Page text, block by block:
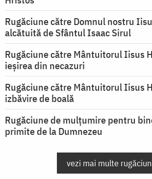
Rugăciune către Domnul nostru
alcătuită de Sfântul Isaac Sirul
Rugăciune către Mântuitorul Iisus
ieşirea din necazuri
Rugăciune către Mântuitorul Iisus
izbăvire de boală
Rugăciune de mulțumire pentru
primite de la Dumnezeu
vezi mai multe